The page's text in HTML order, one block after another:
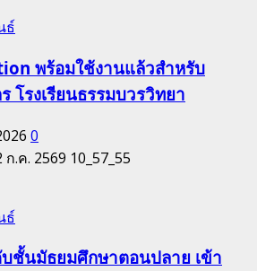
ธ์
พร้อมใช้งานแล้วสำหรับ
โรงเรียนธรรมบวรวิทยา
0
ธ์
ชั้นมัธยมศึกษาตอนปลาย เข้า